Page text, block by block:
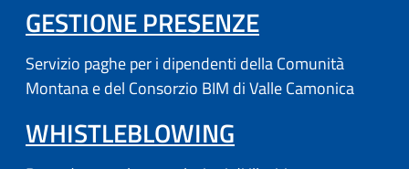
GESTIONE PRESENZE(APRE IN
Servizio paghe per i dipendenti della Comunità
Montana e del Consorzio BIM di Valle Camonica
WHISTLEBLOWING